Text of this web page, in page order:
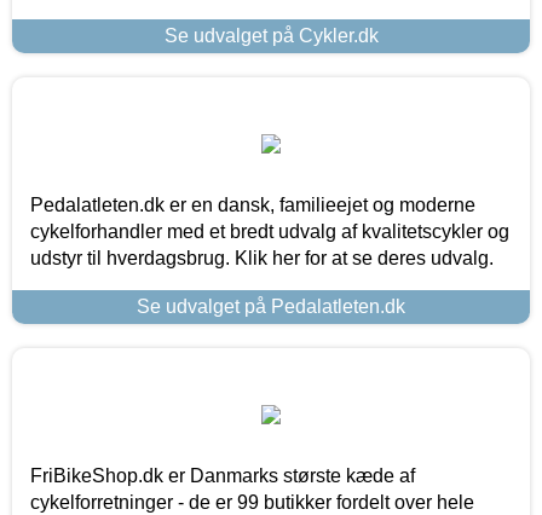
Se udvalget på Cykler.dk
Pedalatleten.dk er en dansk, familieejet og moderne
cykelforhandler med et bredt udvalg af kvalitetscykler og
udstyr til hverdagsbrug. Klik her for at se deres udvalg.
Se udvalget på Pedalatleten.dk
FriBikeShop.dk er Danmarks største kæde af
cykelforretninger - de er 99 butikker fordelt over hele